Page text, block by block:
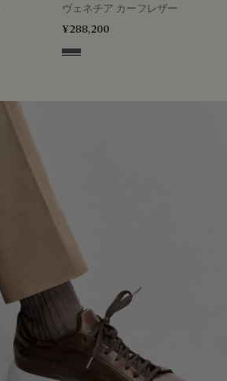
ヴェネチア カーフレザー
¥288,200
Iron Grey